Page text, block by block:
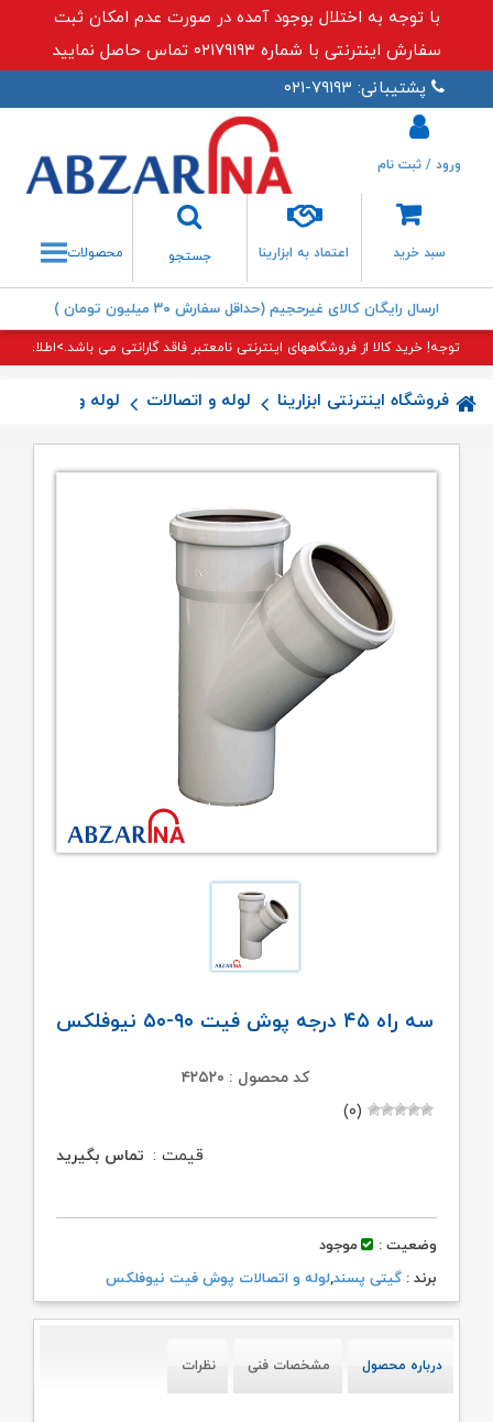
با توجه به اختلال بوجود آمده در صورت عدم امکان ثبت
سفارش اینترنتی با شماره ۰۲۱۷۹۱۹۳ تماس حاصل نمایید
پشتیبانی: ۷۹۱۹۳-۰۲۱
سبد خرید اعتماد به ابزارینا
جستجو
جستجو
ورود / ثبت نام
محصولات
ارسال رایگان کالای غیرحجیم (حداقل سفارش ۳۰ میلیون تومان )
توجه! خرید کالا از فروشگاههای اینترنتی نامعتبر فاقد گارانتی می باشد.>اطلاعات
فروشگاه اینترنتی ابزارینا لوله و اتصالات لوله و
سه راه ۴۵ درجه پوش فیت ۹۰-۵۰ نیوفلکس
کد محصول : ۴۲۵۲۰
(۰)
قیمت : تماس بگیرید
وضعیت :
موجود
برند : گیتی پسند,لوله و اتصالات پوش فیت نیوفلکس
درباره محصول مشخصات فنی نظرات